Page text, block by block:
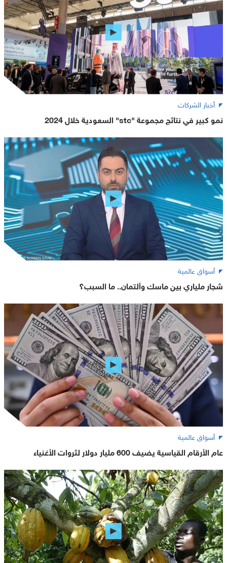
أخبار الشركات
نمو كبير في نتائج مجموعة "stc" السعودية خلال 2024
أسواق عالمية
شجار ملياري بين ماسك وألتمان.. ما السبب؟
أسواق عالمية
عام الأرقام القياسية يضيف 600 مليار دولار لثروات الأغنياء